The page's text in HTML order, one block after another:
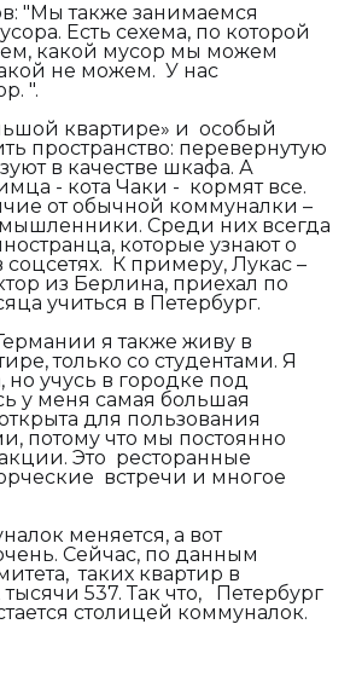
"Мы также занимаемся
Есть сехема, по которой
какой мусор мы можем
не можем. У нас
".
квартире» и особый
пространство: перевернутую
в качестве шкафа. А
- кота Чаки - кормят все.
от обычной коммуналки –
Среди них всегда
которые узнают о
соцсетях. К примеру, Лукас –
из Берлина, приехал по
учиться в Петербург.
я также живу в
только со студентами. Я
учусь в городке под
у меня самая большая
для пользования
потому что мы постоянно
Это ресторанные
встречи и многое
меняется, а вот
Сейчас, по данным
таких квартир в
537. Так что, Петербург
столицей коммуналок.